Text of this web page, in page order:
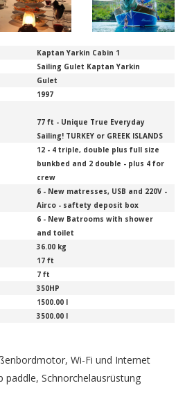
Kaptan Yarkin Cabin 1
Sailing Gulet Kaptan Yarkin
Gulet
1997
77 ft - Unique True Everyday
Sailing! TURKEY or GREEK ISLANDS
12 - 4 triple, double plus full size
bunkbed and 2 double - plus 4 for
crew
6 - New matresses, USB and 220V -
Airco - saftety deposit box
6 - New Batrooms with shower
and toilet
36.00 kg
17 ft
7 ft
350HP
1500.00 l
3500.00 l
Wi-Fi und Internet
paddle, Schnorchelausrüstung